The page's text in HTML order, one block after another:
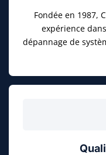
Fondée en 1987,
expérience
dépannage de